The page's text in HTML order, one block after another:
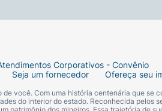
Corporativos - Convênio
Seja um fornecedor Ofereça seu
você. Com uma história centenária que se
do interior do estado. Reconhecida pelos